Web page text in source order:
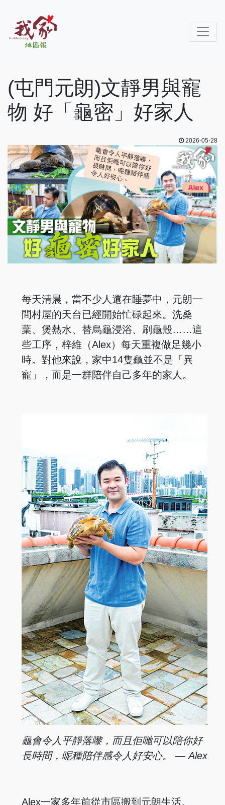
(屯門元朗)文靜男與寵
物 好「龜密」好家人
2026-05-28
每天清晨，當不少人還在睡夢中，元朗一
間村屋的天台已經開始忙碌起來。洗桑
葉、煲熱水、替烏龜浸浴、刷龜殼……這
些工序，梓維（Alex）每天重複做足幾小
時。對他來說，家中14隻龜並不是「異
寵」，而是一群陪伴自己多年的家人。
龜會令人平靜落嚟， 而且佢哋可以陪你好
長時間，呢種陪伴感令人好安心。 — Alex
Alex一家多年前從市區搬到元朗生活。